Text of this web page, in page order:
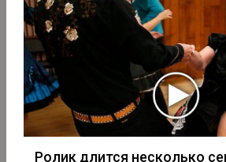
Ролик длится несколько